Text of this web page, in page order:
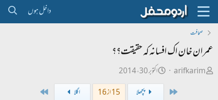
داخل ہوں
صحافت
عمران خان اک افسانہ کہ حقیقت؟؟
ص
arifkarim
ت
ا
اکتوبر 30، 2014
پچھلا 15 از 16 اگلا